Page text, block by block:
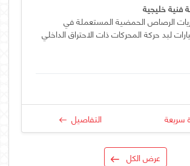
فنية خليجية
الرصاص الحمضية المستعملة في
لبد حركة المحركات ذات الاحتراق الداخلي
سريعة التفاصيل
عرض الكل